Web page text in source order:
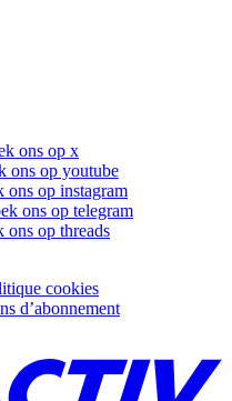
ons op x
ons op youtube
ons op instagram
ons op telegram
ons op threads
cookies
d’abonnement